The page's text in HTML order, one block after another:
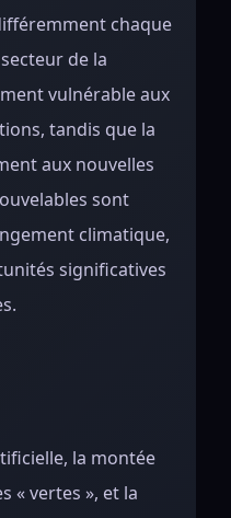
chaque
de la
vulnérable aux
tandis que la
aux nouvelles
sont
climatique,
significatives
la montée
« vertes », et la